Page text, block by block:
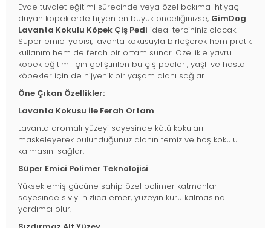
Evde tuvalet eğitimi sürecinde veya özel bakıma ihtiyaç
duyan köpeklerde hijyen en büyük önceliğinizse, GimDog
Lavanta Kokulu Köpek Çiş Pedi ideal tercihiniz olacak.
Süper emici yapısı, lavanta kokusuyla birleşerek hem pratik
kullanım hem de ferah bir ortam sunar. Özellikle yavru
köpek eğitimi için geliştirilen bu çiş pedleri, yaşlı ve hasta
köpekler için de hijyenik bir yaşam alanı sağlar.
Öne Çıkan Özellikler:
Lavanta Kokusu ile Ferah Ortam
Lavanta aromalı yüzeyi sayesinde kötü kokuları
maskeleyerek bulunduğunuz alanın temiz ve hoş kokulu
kalmasını sağlar.
Süper Emici Polimer Teknolojisi
Yüksek emiş gücüne sahip özel polimer katmanları
sayesinde sıvıyı hızlıca emer, yüzeyin kuru kalmasına
yardımcı olur.